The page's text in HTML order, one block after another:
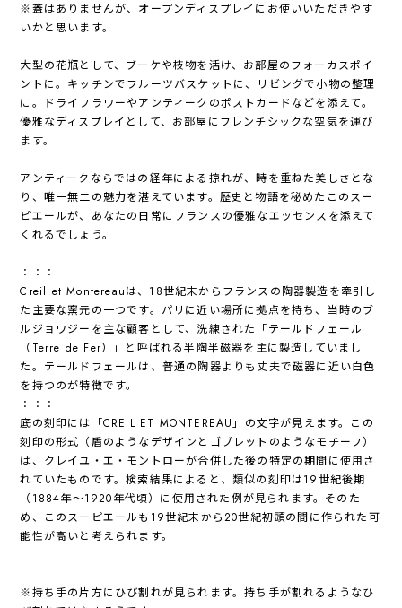
※蓋はありませんが、オープンディスプレイにお使いいただきやす
いかと思います。
大型の花瓶として、ブーケや枝物を活け、お部屋のフォーカスポイ
ントに。キッチンでフルーツバスケットに、リビングで小物の整理
に。ドライフラワーやアンティークのポストカードなどを添えて。
優雅なディスプレイとして、お部屋にフレンチシックな空気を運び
ます。
アンティークならではの経年による掠れが、時を重ねた美しさとな
り、唯一無二の魅力を湛えています。歴史と物語を秘めたこのスー
ピエールが、あなたの日常にフランスの優雅なエッセンスを添えて
くれるでしょう。
：：：
Creil et Montereauは、18世紀末からフランスの陶器製造を牽引し
た主要な窯元の一つです。パリに近い場所に拠点を持ち、当時のブ
ルジョワジーを主な顧客として、洗練された「テールドフェール
（Terre de Fer）」と呼ばれる半陶半磁器を主に製造していまし
た。テールドフェールは、普通の陶器よりも丈夫で磁器に近い白色
を持つのが特徴です。
：：：
底の刻印には「CREIL ET MONTEREAU」の文字が見えます。この
刻印の形式（盾のようなデザインとゴブレットのようなモチーフ）
は、クレイユ・エ・モントローが合併した後の特定の期間に使用さ
れていたものです。検索結果によると、類似の刻印は19世紀後期
（1884年〜1920年代頃）に使用された例が見られます。そのた
め、このスーピエールも19世紀末から20世紀初頭の間に作られた可
能性が高いと考えられます。
※持ち手の片方にひび割れが見られます。持ち手が割れるようなひ